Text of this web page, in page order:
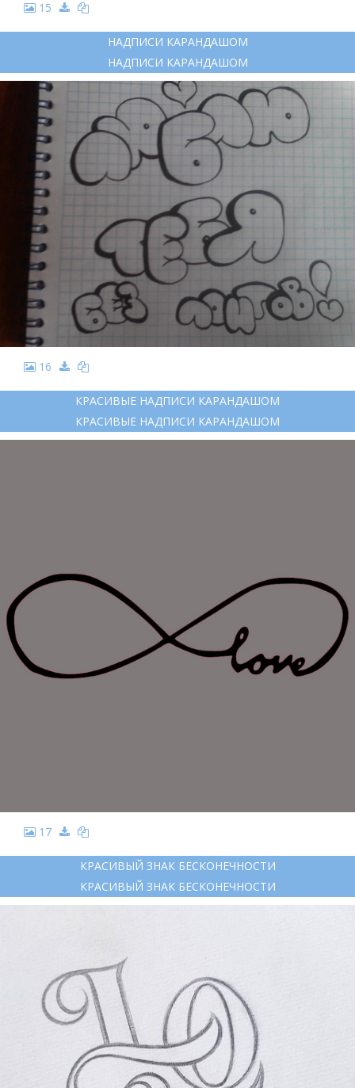
15
НАДПИСИ КАРАНДАШОМ
НАДПИСИ КАРАНДАШОМ
16
КРАСИВЫЕ НАДПИСИ КАРАНДАШОМ
КРАСИВЫЕ НАДПИСИ КАРАНДАШОМ
17
КРАСИВЫЙ ЗНАК БЕСКОНЕЧНОСТИ
КРАСИВЫЙ ЗНАК БЕСКОНЕЧНОСТИ